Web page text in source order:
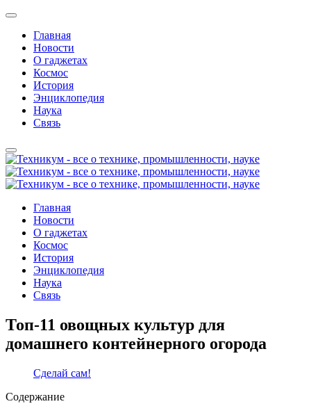
Главная
Новости
О гаджетах
Космос
История
Энциклопедия
Наука
Связь
Главная
Новости
О гаджетах
Космос
История
Энциклопедия
Наука
Связь
Топ-11 овощных культур для
домашнего контейнерного огорода
Сделай сам!
Содержание